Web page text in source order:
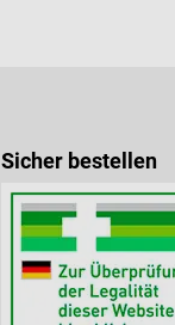
Sicher bestellen